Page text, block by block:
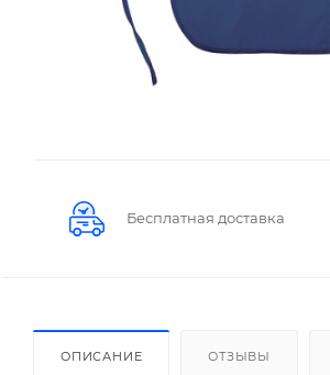
Бесплатная доставка
ОПИСАНИЕ ОТЗЫВЫ